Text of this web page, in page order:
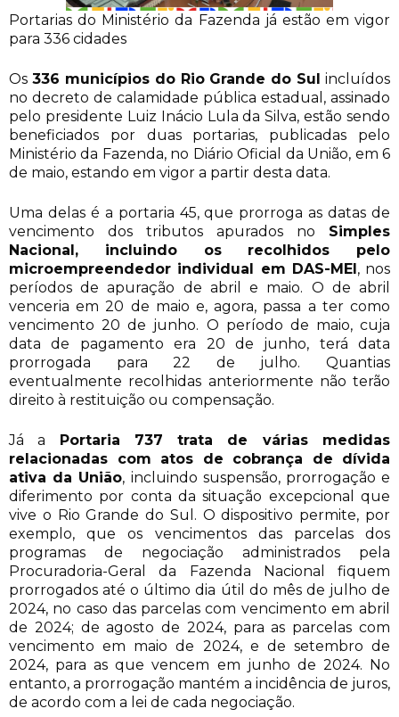
Portarias do Ministério da Fazenda já estão em vigor
para 336 cidades
Os 336 municípios do Rio Grande do Sul incluídos
no decreto de calamidade pública estadual, assinado
pelo presidente Luiz Inácio Lula da Silva, estão sendo
beneficiados por duas portarias, publicadas pelo
Ministério da Fazenda, no Diário Oficial da União, em 6
de maio, estando em vigor a partir desta data.
Uma delas é a portaria 45, que prorroga as datas de
vencimento dos tributos apurados no Simples
Nacional, incluindo os recolhidos pelo
microempreendedor individual em DAS-MEI, nos
períodos de apuração de abril e maio. O de abril
venceria em 20 de maio e, agora, passa a ter como
vencimento 20 de junho. O período de maio, cuja
data de pagamento era 20 de junho, terá data
prorrogada para 22 de julho. Quantias
eventualmente recolhidas anteriormente não terão
direito à restituição ou compensação.
Já a Portaria 737 trata de várias medidas
relacionadas com atos de cobrança de dívida
ativa da União, incluindo suspensão, prorrogação e
diferimento por conta da situação excepcional que
vive o Rio Grande do Sul. O dispositivo permite, por
exemplo, que os vencimentos das parcelas dos
programas de negociação administrados pela
Procuradoria-Geral da Fazenda Nacional fiquem
prorrogados até o último dia útil do mês de julho de
2024, no caso das parcelas com vencimento em abril
de 2024; de agosto de 2024, para as parcelas com
vencimento em maio de 2024, e de setembro de
2024, para as que vencem em junho de 2024. No
entanto, a prorrogação mantém a incidência de juros,
de acordo com a lei de cada negociação.